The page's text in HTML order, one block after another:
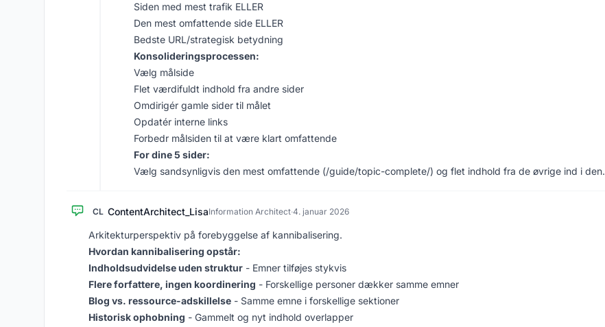
Siden med mest trafik ELLER
Den mest omfattende side ELLER
Bedste URL/strategisk betydning
Konsolideringsprocessen:
Vælg målside
Flet værdifuldt indhold fra andre sider
Omdirigér gamle sider til målet
Opdatér interne links
Forbedr målsiden til at være klart omfattende
For dine 5 sider:
Vælg sandsynligvis den mest omfattende (/guide/topic-complete/) og flet indhold fra de øvrige ind i den.
CL ContentArchitect_LisaInformation Architect·4. januar 2026
Arkitekturperspektiv på forebyggelse af kannibalisering.
Hvordan kannibalisering opstår:
Indholdsudvidelse uden struktur - Emner tilføjes stykvis
Flere forfattere, ingen koordinering - Forskellige personer dækker samme emner
Blog vs. ressource-adskillelse - Samme emne i forskellige sektioner
Historisk ophobning - Gammelt og nyt indhold overlapper